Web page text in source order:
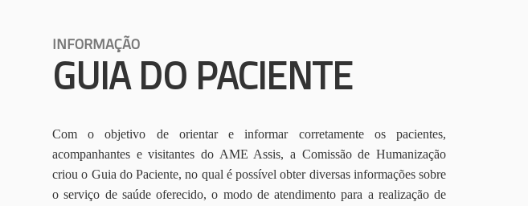
INFORMAÇÃO
GUIA DO PACIENTE
Com o objetivo de orientar e informar corretamente os pacientes,
acompanhantes e visitantes do AME Assis, a Comissão de Humanização
criou o Guia do Paciente, no qual é possível obter diversas informações sobre
o serviço de saúde oferecido, o modo de atendimento para a realização de